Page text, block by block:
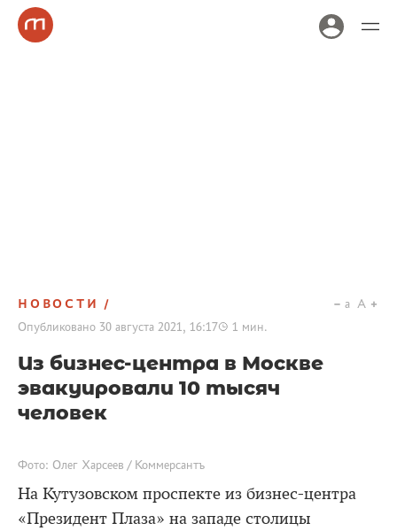
НОВОСТИ
Опубликовано 30 августа 2021, 16:17 1 мин.
a A
Из бизнес-центра в Москве
эвакуировали 10 тысяч
человек
Фото: Олег Харсеев / Коммерсантъ
На Кутузовском проспекте из бизнес-центра
«Президент Плаза» на западе столицы